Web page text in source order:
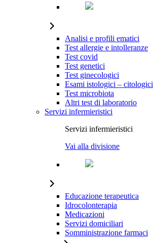
Analisi e profili ematici
Test allergie e intolleranze
Test covid
Test genetici
Test ginecologici
Esami istologici – citologici
Test microbiota
Altri test di laboratorio
Servizi infermieristici
Servizi infermieristici
Vai alla divisione
Educazione terapeutica
Idrocolonterapia
Medicazioni
Servizi domiciliari
Somministrazione farmaci